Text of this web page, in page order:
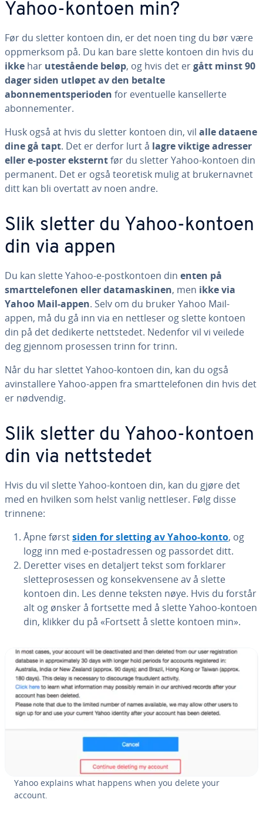
Yahoo-kontoen min?
Før du sletter kontoen din, er det noen ting du bør være
oppmerksom på. Du kan bare slette kontoen din hvis du
ikke har utestående beløp, og hvis det ergått minst 90
dager siden utløpet av den betalte
abonnementsperioden for eventuelle kansellerte
abonnementer.
Husk også at hvis du sletter kontoen din, vil alle dataene
dine gå tapt. Det er derfor lurt å lagre viktige adresser
eller e-poster eksterntfør du sletter Yahoo-kontoen din
permanent. Det er også teoretisk mulig at brukernavnet
ditt kan bli overtatt av noen andre.
Slik sletter du Yahoo-kontoen
din via appen
Du kan slette Yahoo-e-postkontoen din enten på
smarttelefonen eller datamaskinen, men ikke via
Yahoo Mail-appen. Selv om du bruker Yahoo Mail-
appen, må du gå inn via en nettleser og slette kontoen
din på det dedikerte nettstedet. Nedenfor vil vi veilede
deg gjennom prosessen trinn for trinn.
Når du har slettet Yahoo-kontoen din, kan du også
avinstallere Yahoo-appen fra smarttelefonen din hvis det
er nødvendig.
Slik sletter du Yahoo-kontoen
din via nettstedet
Hvis du vil slette Yahoo-kontoen din, kan du gjøre det
med en hvilken som helst vanlig nettleser. Følg disse
trinnene:
Åpne førstsiden for sletting av Yahoo-konto, og
logg inn med e-postadressen og passordet ditt.
Deretter vises en detaljert tekst som forklarer
sletteprosessen og konsekvensene av å slette
kontoen din. Les denne teksten nøye. Hvis du forstår
alt og ønsker å fortsette med å slette Yahoo-kontoen
din, klikker du på «Fortsett å slette kontoen min».
Yahoo explains what happens when you delete your
account.